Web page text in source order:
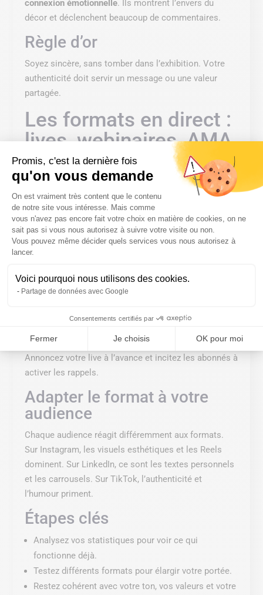
Promis, c'est la dernière fois
qu'on vous demande
Plateforme de Gestion du
On est vraiment très content que le contenu
de notre site vous intéresse. Mais comme
vous n'avez pas encore fait votre choix en matière de cookies, on ne
sait pas si vous nous autorisez à suivre votre visite ou non.
Vous pouvez même décider quels services vous nous autorisez à
lancer.
Voici pourquoi nous utilisons des cookies.
Partage de données avec Google
Consentements certifiés par
Fermer Je choisis OK pour moi
Axeptio consent
connexion émotionnelle. Ils montrent l’envers du
décor et déclenchent beaucoup de commentaires.
Règle d’or
Soyez sincère, sans tomber dans l’exhibition. Votre
authenticité doit servir un message ou une valeur
partagée.
Les formats en direct :
lives, webinaires, AMA
Avantages
Les formats live renforcent la proximité. Ils
permettentdes échanges en temps réel
positionnent votre entreprise comme uneréférence
experte.
Idées de live
Questions/réponses sur un sujet de niche
Démo de produit ou de service
Conseil
Annoncez votre live à l’avance et incitez les abonnés à
activer les rappels.
Adapter le format à votre
audience
Chaque audience réagit différemment aux formats.
Sur Instagram, les visuels esthétiques et les Reels
dominent. Sur LinkedIn, ce sont les textes personnels
et les carrousels. Sur TikTok, l’authenticité et
l’humour priment.
Étapes clés
Analysez vos statistiques pour voir ce qui
fonctionne déjà.
Testez différents formats pour élargir votre portée.
Restez cohérent avec votre ton, vos valeurs et votre